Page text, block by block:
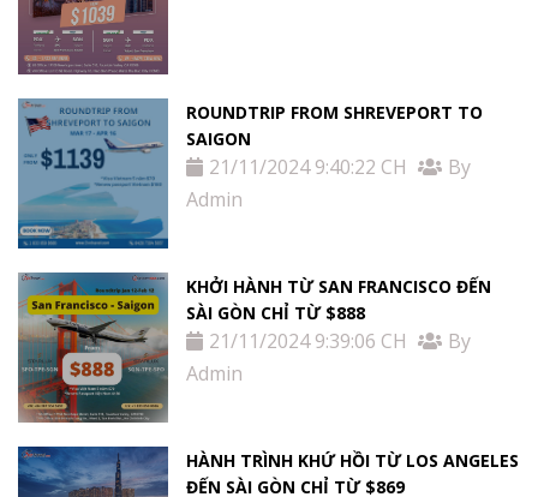
ROUNDTRIP FROM SHREVEPORT TO
SAIGON
21/11/2024 9:40:22 CH
By
Admin
KHỞI HÀNH TỪ SAN FRANCISCO ĐẾN
SÀI GÒN CHỈ TỪ $888
21/11/2024 9:39:06 CH
By
Admin
HÀNH TRÌNH KHỨ HỒI TỪ LOS ANGELES
ĐẾN SÀI GÒN CHỈ TỪ $869